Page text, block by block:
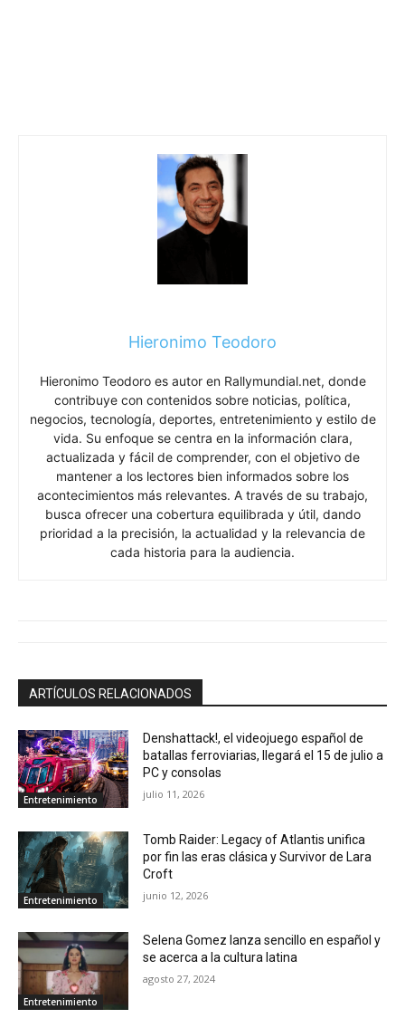
Hieronimo Teodoro
Hieronimo Teodoro es autor en Rallymundial.net, donde
contribuye con contenidos sobre noticias, política,
negocios, tecnología, deportes, entretenimiento y estilo de
vida. Su enfoque se centra en la información clara,
actualizada y fácil de comprender, con el objetivo de
mantener a los lectores bien informados sobre los
acontecimientos más relevantes. A través de su trabajo,
busca ofrecer una cobertura equilibrada y útil, dando
prioridad a la precisión, la actualidad y la relevancia de
cada historia para la audiencia.
ARTÍCULOS RELACIONADOS
Entretenimiento
Denshattack!, el videojuego español de
batallas ferroviarias, llegará el 15 de julio a
PC y consolas
julio 11, 2026
Entretenimiento
Tomb Raider: Legacy of Atlantis unifica
por fin las eras clásica y Survivor de Lara
Croft
junio 12, 2026
Entretenimiento
Selena Gomez lanza sencillo en español y
se acerca a la cultura latina
agosto 27, 2024